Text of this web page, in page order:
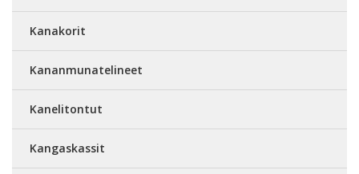
Kanakorit
Kananmunatelineet
Kanelitontut
Kangaskassit